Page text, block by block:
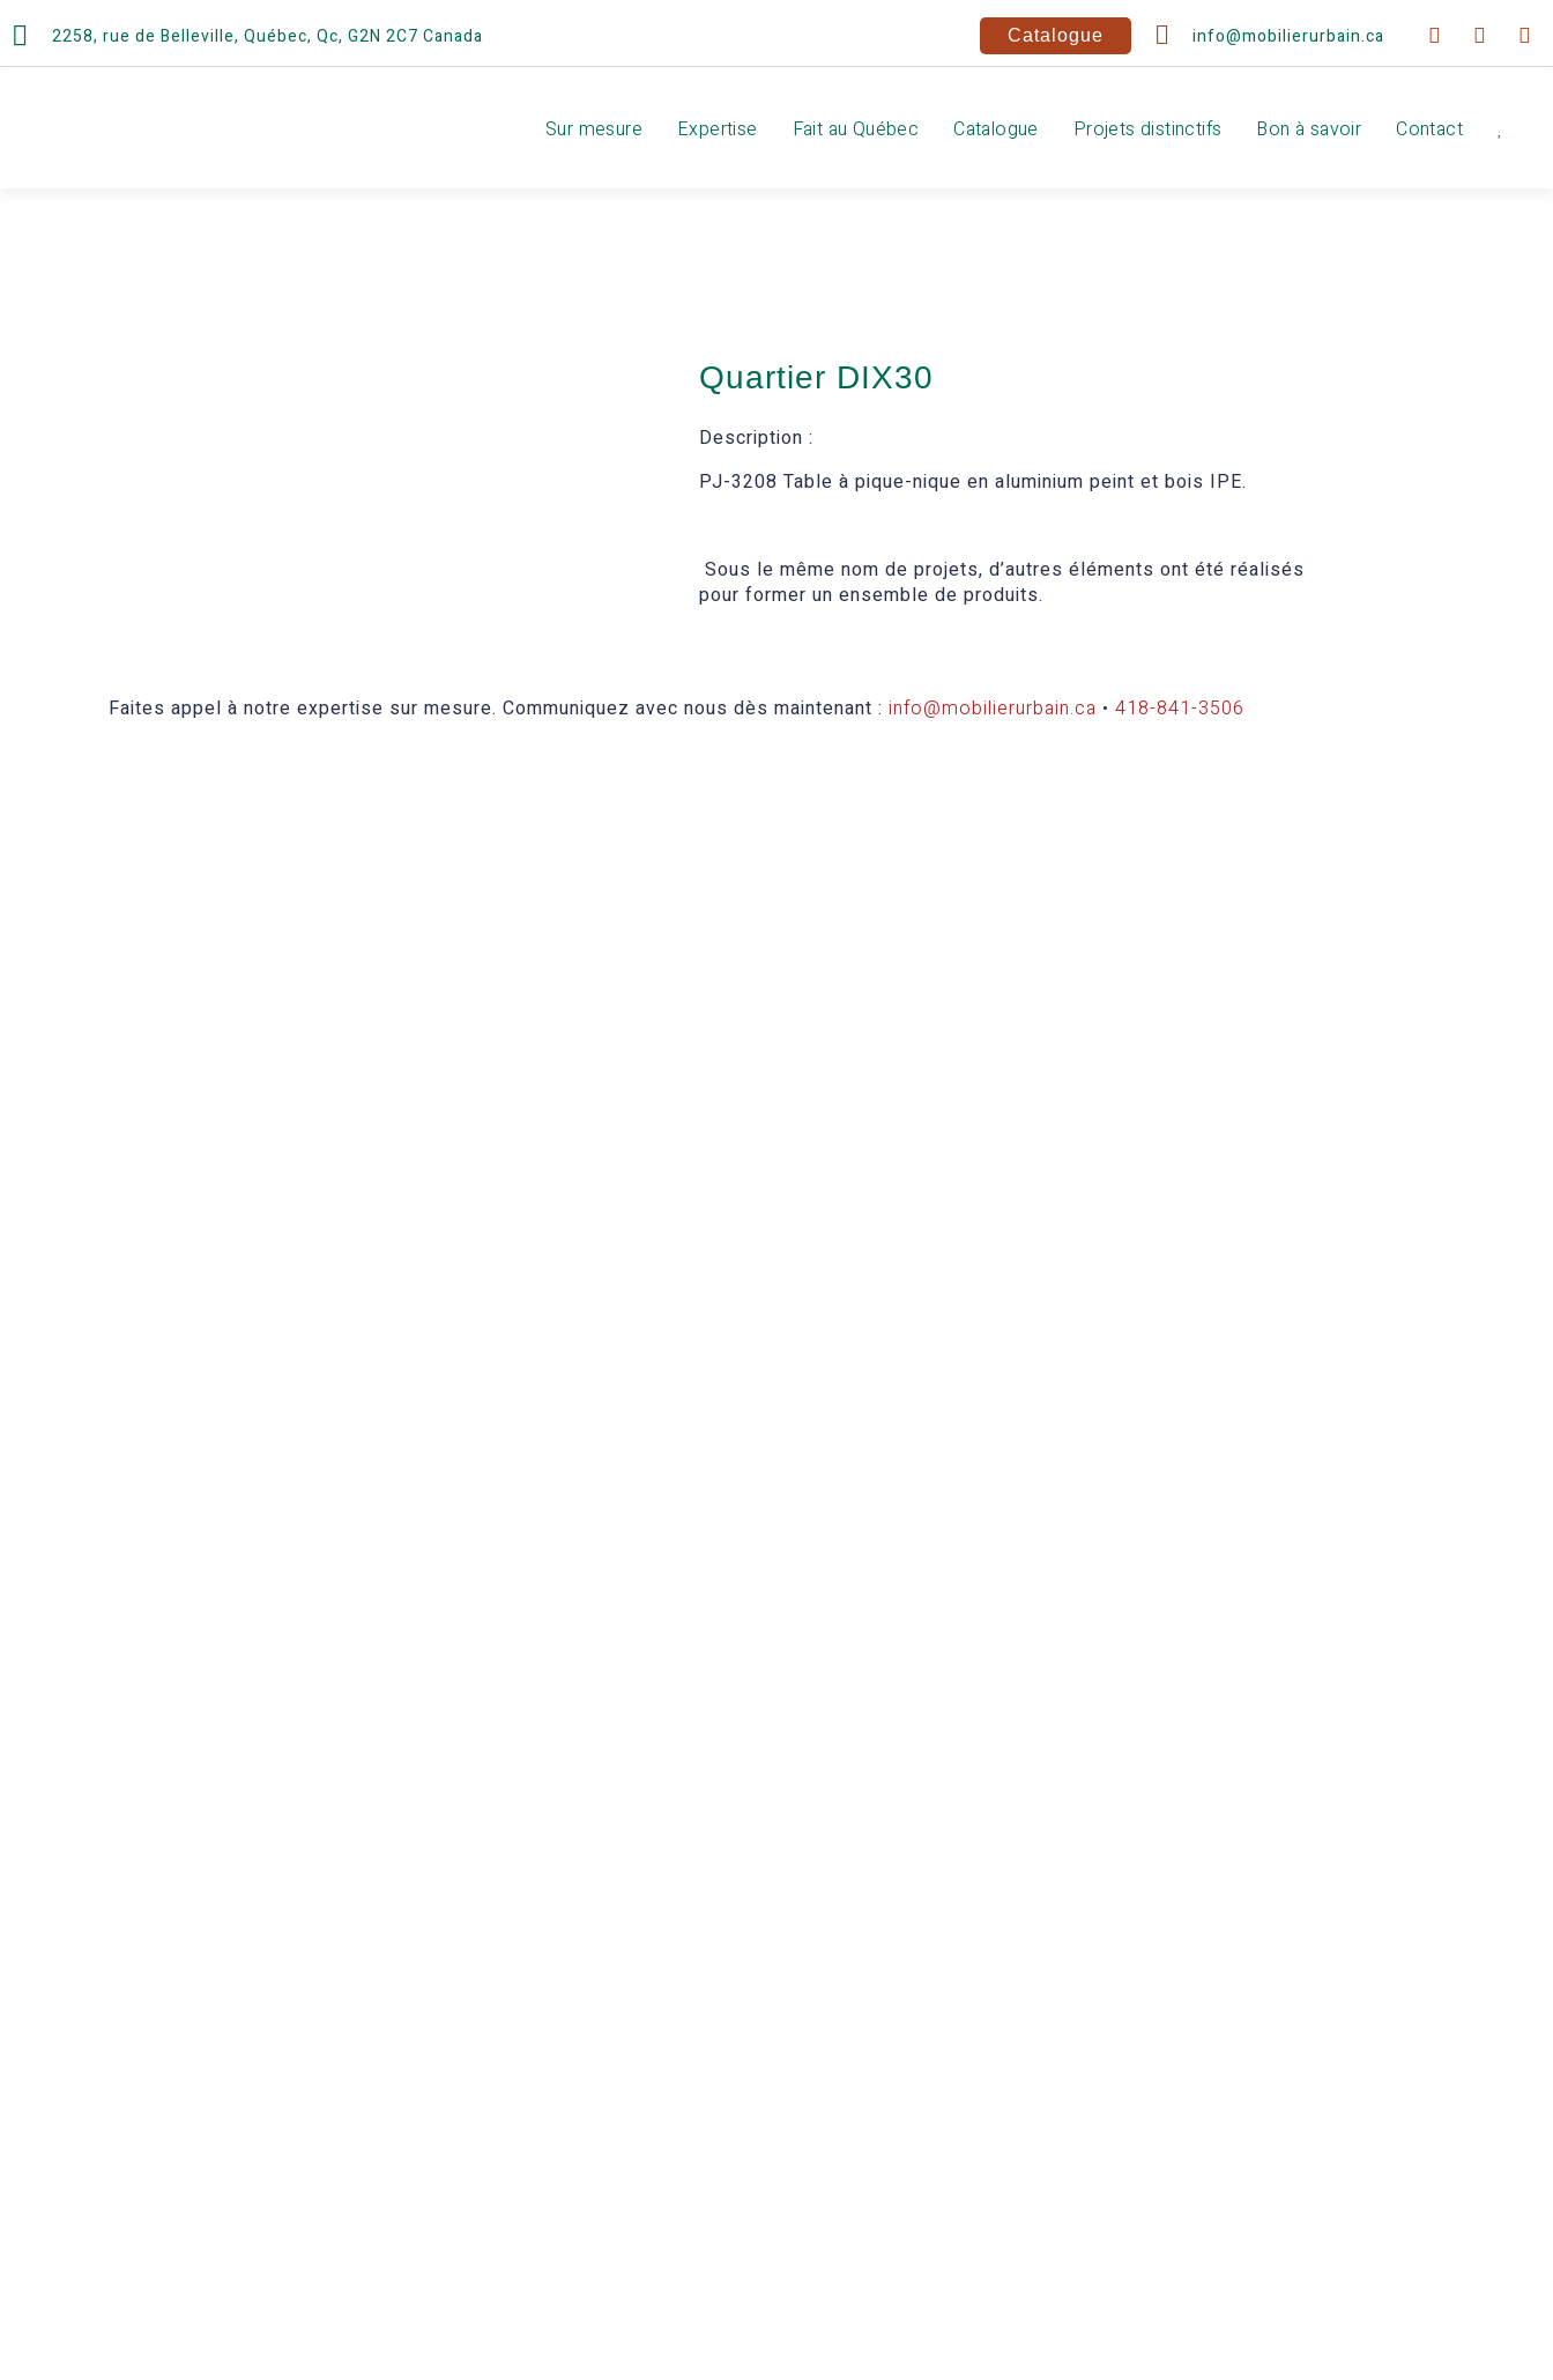
2258, rue de Belleville, Québec, Qc, G2N 2C7 Canada Catalogue info@mobilierurbain.ca
Sur mesure Expertise Fait au Québec Catalogue Projets distinctifs Bon à savoir Contact
Quartier DIX30
Description :
PJ-3208 Table à pique-nique en aluminium peint et bois IPE.
Sous le même nom de projets, d’autres éléments ont été réalisés
pour former un ensemble de produits.
Faites appel à notre expertise sur mesure. Communiquez avec nous dès maintenant : info@mobilierurbain.ca • 418-841-3506